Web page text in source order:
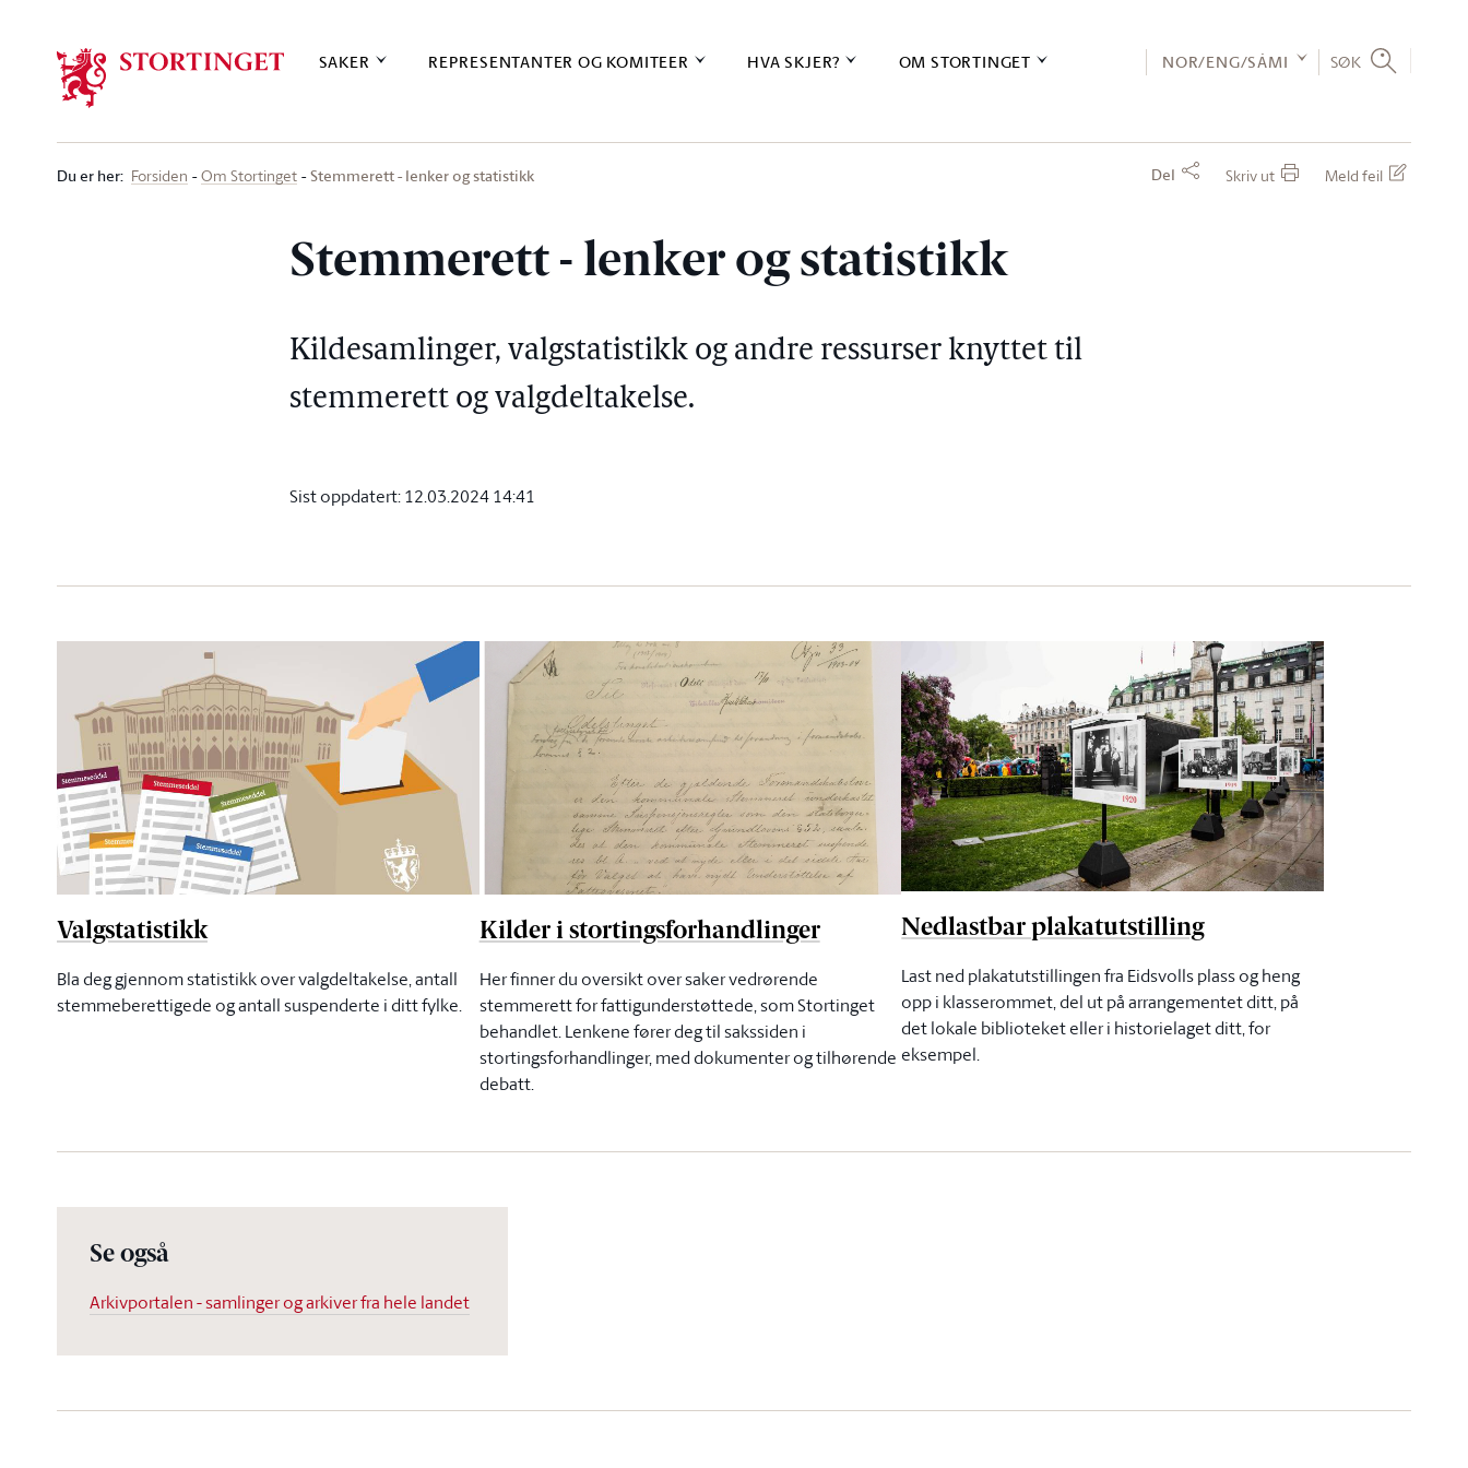
SAKER REPRESENTANTER OG KOMITEER HVA SKJER? OM STORTINGET NOR/ENG/SÁMI SØK
Du er her: Forsiden Om Stortinget Stemmerett - lenker og statistikk Del Skriv ut Meld feil
Stemmerett - lenker og statistikk
Kildesamlinger, valgstatistikk og andre ressurser knyttet til
stemmerett og valgdeltakelse.
Sist oppdatert:12.03.2024 14:41
Valgstatistikk
Bla deg gjennom statistikk over valgdeltakelse, antall
stemmeberettigede og antall suspenderte i ditt fylke.
Kilder i stortingsforhandlinger
Her finner du oversikt over saker vedrørende
stemmerett for fattigunderstøttede, som Stortinget
behandlet. Lenkene fører deg til sakssiden i
stortingsforhandlinger, med dokumenter og tilhørende
debatt.
Nedlastbar plakatutstilling
Last ned plakatutstillingen fra Eidsvolls plass og heng
opp i klasserommet, del ut på arrangementet ditt, på
det lokale biblioteket eller i historielaget ditt, for
eksempel.
Se også
Arkivportalen - samlinger og arkiver fra hele landet